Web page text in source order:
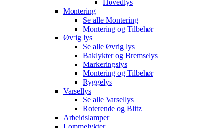
Hovedlys
Montering
Se alle Montering
Montering og Tilbehør
Øvrig lys
Se alle Øvrig lys
Baklykter og Bremselys
Markeringslys
Montering og Tilbehør
Ryggelys
Varsellys
Se alle Varsellys
Roterende og Blitz
Arbeidslamper
Lommelykter